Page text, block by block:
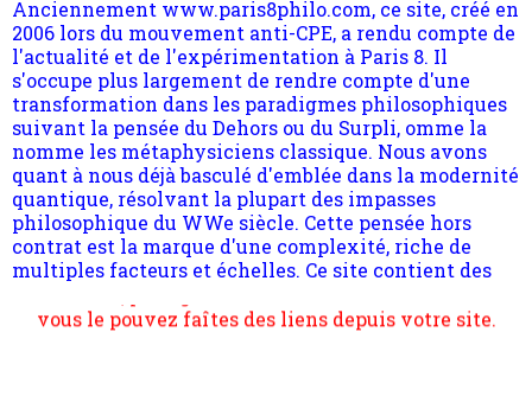
l'actualité et de l'expérimentation à Paris 8. Il
s'occupe plus largement de rendre compte d'une
transformation dans les paradigmes philosophiques
suivant la pensée du Dehors ou du Surpli, omme la
nomme les métaphysiciens classique. Nous avons
quant à nous déjà basculé d'emblée dans la modernité
quantique, résolvant la plupart des impasses
philosophique du WWe siècle. Cette pensée hors
contrat est la marque d'une complexité, riche de
multiples facteurs et échelles. Ce site contient des
articles pour être apte à un plus grand nombre de
choses.